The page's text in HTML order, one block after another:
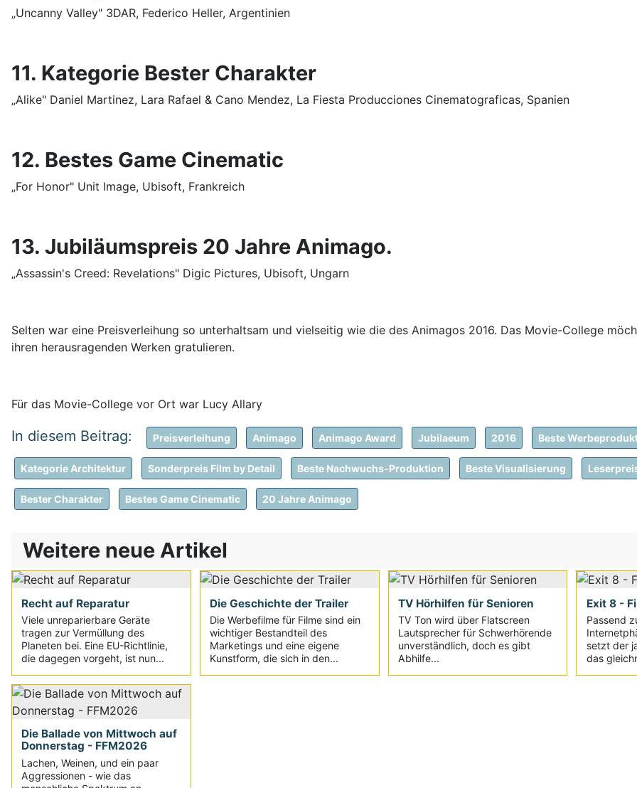
„Uncanny Valley" 3DAR, Federico Heller, Argentinien
11. Kategorie Bester Charakter
„Alike" Daniel Martinez, Lara Rafael & Cano Mendez, La Fiesta Producciones Cinematograficas, Spanien
12. Bestes Game Cinematic
„For Honor" Unit Image, Ubisoft, Frankreich
13. Jubiläumspreis 20 Jahre Animago.
„Assassin's Creed: Revelations" Digic Pictures, Ubisoft, Ungarn
Selten war eine Preisverleihung so unterhaltsam und vielseitig wie die des Animagos 2016. Das Movie-College
ihren herausragenden Werken gratulieren.
Für das Movie-College vor Ort war Lucy Allary
Preisverleihung Animago Animago Award Jubilaeum 2016 Beste
Kategorie Architektur Sonderpreis Film by Detail Beste Nachwuchs-Produktion Beste Visualisierung
Bester Charakter Bestes Game Cinematic 20 Jahre Animago
Weitere neue Artikel
Recht auf Reparatur
Viele unreparierbare Geräte
tragen zur Vermüllung des
Planeten bei. Eine EU-Richtlinie,
die dagegen vorgeht, ist nun...
Die Geschichte der Trailer
Die Werbefilme für Filme sind ein
wichtiger Bestandteil des
Marketings und eine eigene
Kunstform, die sich in den...
TV Hörhilfen für Senioren
TV Ton wird über Flatscreen
Lautsprecher für Schwerhörende
unverständlich, doch es gibt
Abhilfe...
Exit 8 -
Passend
setzt der
das
Die Ballade von Mittwoch auf
Donnerstag - FFM2026
Lachen, Weinen, und ein paar
Aggressionen - wie das